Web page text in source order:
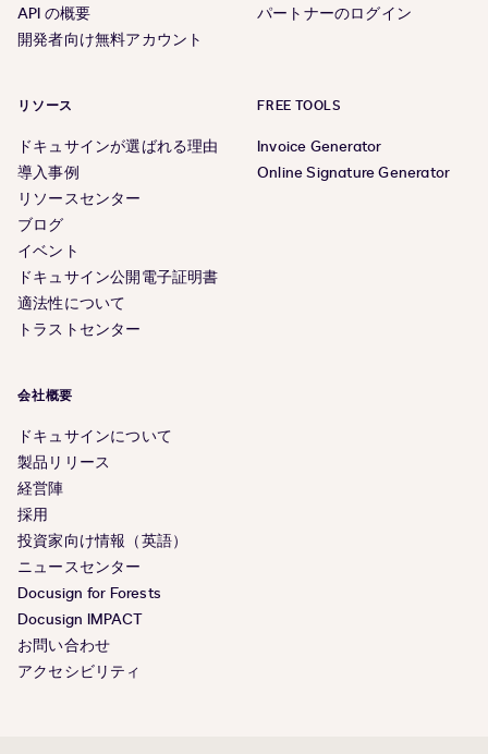
API の概要
開発者向け無料アカウント
パートナーのログイン
リソース
ドキュサインが選ばれる理由
導入事例
リソースセンター
ブログ
イベント
ドキュサイン公開電子証明書
適法性について
トラストセンター
FREE TOOLS
Invoice Generator
Online Signature Generator
会社概要
ドキュサインについて
製品リリース
経営陣
採用
投資家向け情報（英語）
ニュースセンター
Docusign for Forests
Docusign IMPACT
お問い合わせ
アクセシビリティ